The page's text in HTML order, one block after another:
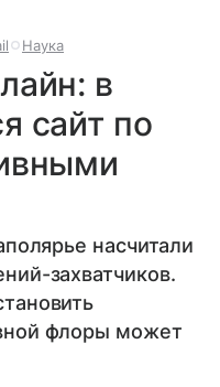
Наука
в
сайт по
насчитали
захватчиков.
флоры может